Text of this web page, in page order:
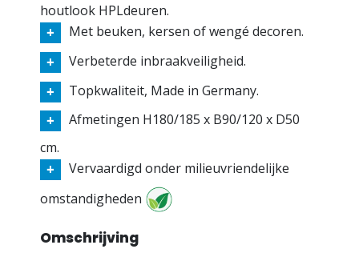
houtlook HPLdeuren.
Met beuken, kersen of wengé decoren.
Verbeterde inbraakveiligheid.
Topkwaliteit, Made in Germany.
Afmetingen H180/185 x B90/120 x D50
cm.
Vervaardigd onder milieuvriendelijke
omstandigheden
Omschrijving